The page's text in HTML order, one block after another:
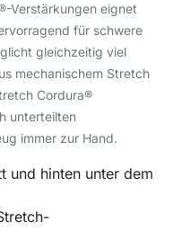
Verstärkungen eignet
für schwere
gleichzeitig viel
mechanischem Stretch
Cordura®
unterteilten
immer zur Hand.
und hinten unter dem